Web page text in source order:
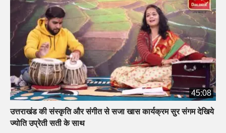
45:08
उत्तराखंड की संस्कृति और संगीत से सजा खास कार्यक्रम सुर संगम देखिये
ज्योति उप्रेती सती के साथ